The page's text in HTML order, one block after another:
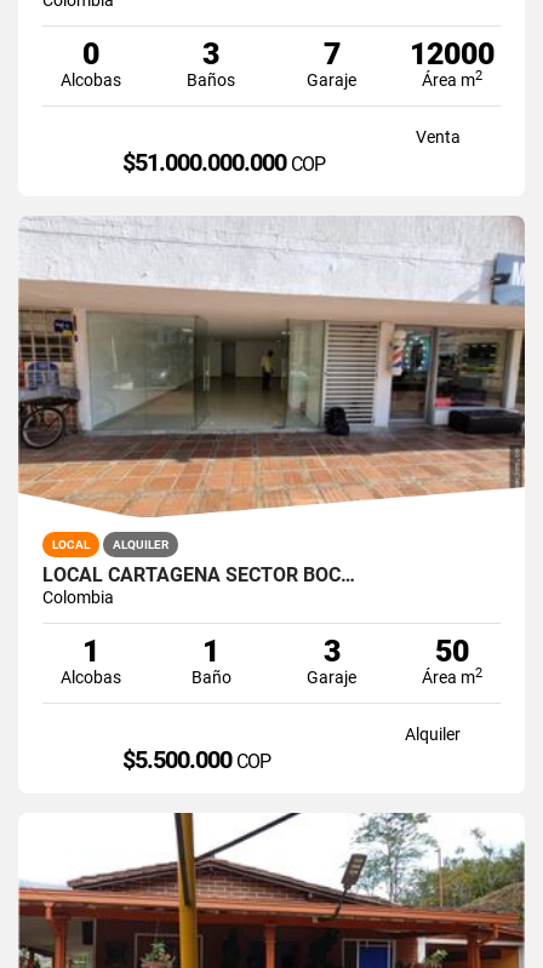
0
Alcobas
3
Baños
7
Garaje
12000
Área m2
Venta
$51.000.000.000 COP
LOCAL ALQUILER
LOCAL CARTAGENA SECTOR BOC…
Colombia
1
Alcobas
1
Baño
3
Garaje
50
Área m2
Alquiler
$5.500.000 COP